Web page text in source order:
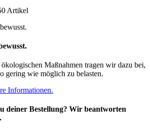
Artikel
Maßnahmen tragen wir dazu bei,
gering wie möglich zu belasten.
Informationen.
deiner Bestellung? Wir beantworten